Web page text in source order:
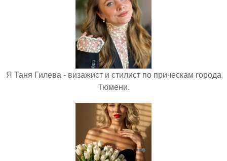
Я Таня Гилева - визажист и стилист по прическам города
Тюмени.